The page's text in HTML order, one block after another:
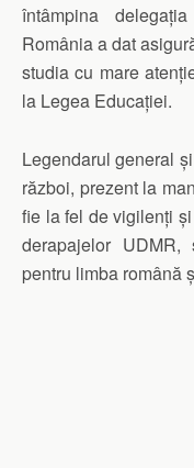
întâmpina
România a dat
studia cu mare
la Legea Educației.
Legendarul general
război, prezent la
fie la fel de vigilenți
derapajelor
pentru limba română